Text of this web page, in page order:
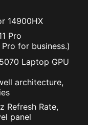
14900HX
Pro
for business.)
Laptop GPU
architecture,
Refresh Rate,
panel